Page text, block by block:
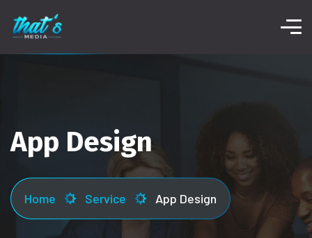
App Design
Home Service App Design